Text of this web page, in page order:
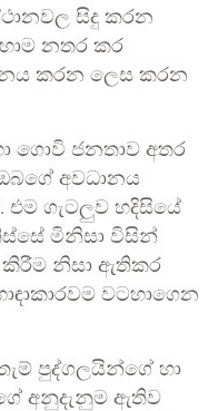
සිදු කරන
නතර කර
කරන ලෙස කරන
ගොවි ජනතාව අතර
අවධානය
ගැටලුව හදිසියේ
මිනිසා විසින්
කිරීම නිසා ඇතිකර
වටහාගෙන
පුද්ගලයින්ගේ හා
අනුදැනුම ඇතිව